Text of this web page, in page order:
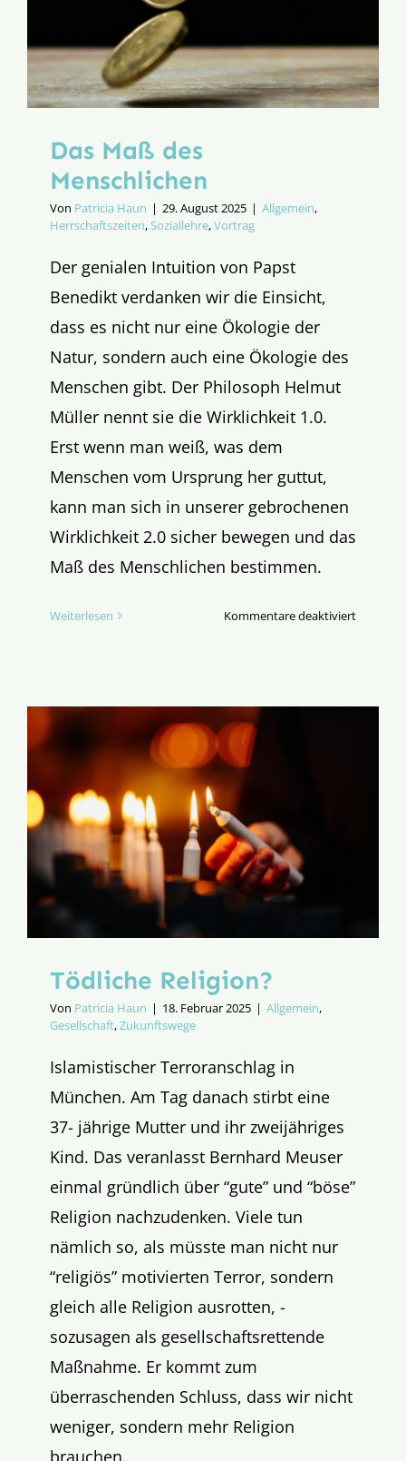
Das Maß des
Menschlichen
Von Patricia Haun | 29. August 2025 | Allgemein,
Herrschaftszeiten,Soziallehre,Vortrag
Der genialen Intuition von Papst
Benedikt verdanken wir die Einsicht,
dass es nicht nur eine Ökologie der
Natur, sondern auch eine Ökologie des
Menschen gibt. Der Philosoph Helmut
Müller nennt sie die Wirklichkeit 1.0.
Erst wenn man weiß, was dem
Menschen vom Ursprung her guttut,
kann man sich in unserer gebrochenen
Wirklichkeit 2.0 sicher bewegen und das
Maß des Menschlichen bestimmen.
Weiterlesen Kommentare deaktiviertfür
Tödliche Religion?
Von Patricia Haun | 18. Februar 2025 | Allgemein,
Gesellschaft,Zukunftswege
Islamistischer Terroranschlag in
München. Am Tag danach stirbt eine
37- jährige Mutter und ihr zweijähriges
Kind. Das veranlasst Bernhard Meuser
einmal gründlich über “gute” und “böse”
Religion nachzudenken. Viele tun
nämlich so, als müsste man nicht nur
“religiös” motivierten Terror, sondern
gleich alle Religion ausrotten, -
sozusagen als gesellschaftsrettende
Maßnahme. Er kommt zum
überraschenden Schluss, dass wir nicht
weniger, sondern mehr Religion